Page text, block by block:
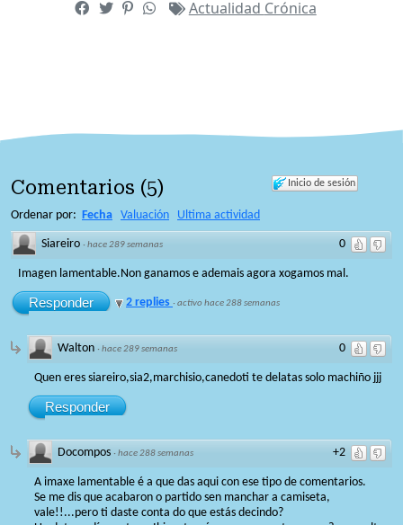
Actualidad Crónica
Inicio de sesión
Comentarios (5)
Ordenar por: Fecha Valuación Ultima actividad
0
Siareiro ·hace 289 semanas
Imagen lamentable.Non ganamos e ademais agora xogamos mal.
Responder 2 replies ·activo hace 288 semanas
0
Walton ·hace 289 semanas
Quen eres siareiro,sia2,marchisio,canedoti te delatas solo machiño jjj
Responder
+2
Docompos ·hace 288 semanas
A imaxe lamentable é a que das aqui con ese tipo de comentarios.
Se me dis que acabaron o partido sen manchar a camiseta,
vale!!...pero ti daste conta do que estás decindo?